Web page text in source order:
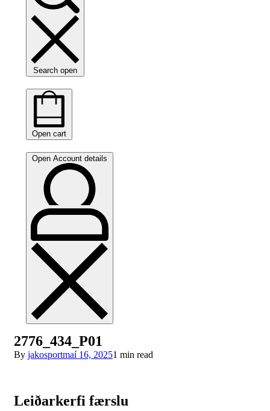
Search open
Open cart
Open Account details
2776_434_P01
By jakosportmaí 16, 20251 min read
Leiðarkerfi færslu